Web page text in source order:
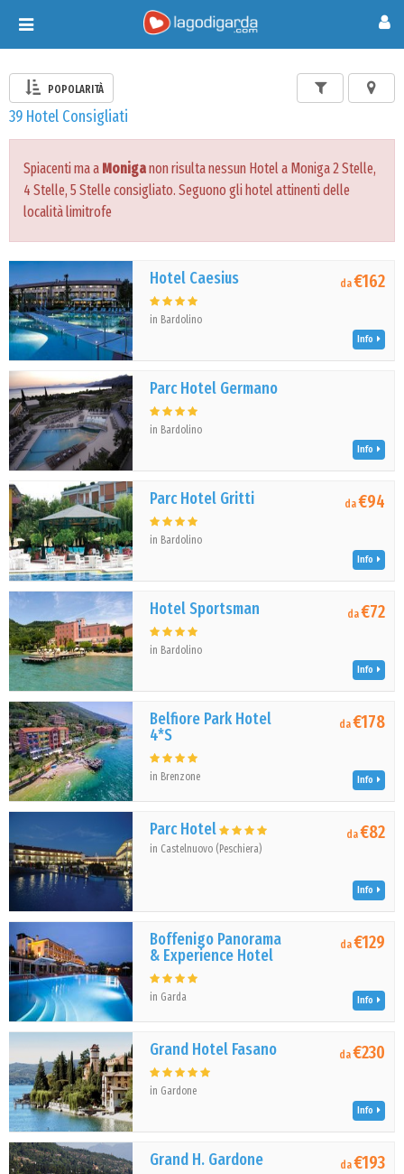
Toggle
navigation
POPOLARITÀ
39 Hotel Consigliati
Spiacenti ma a Moniganon risulta nessun Hotel a Moniga 2 Stelle,
4 Stelle, 5 Stelle consigliato. Seguono gli hotel attinenti delle
località limitrofe
Hotel Caesius
in Bardolino
da€162
Info
Parc Hotel Germano
in Bardolino
Info
Parc Hotel Gritti
in Bardolino
da€94
Info
Hotel Sportsman
in Bardolino
da€72
Info
Belfiore Park Hotel
4*S
in Brenzone
da€178
Info
Parc Hotel
in Castelnuovo (Peschiera)
da€82
Info
Boffenigo Panorama
& Experience Hotel
in Garda
da€129
Info
Grand Hotel Fasano
in Gardone
da€230
Info
Grand H. Gardone da€193